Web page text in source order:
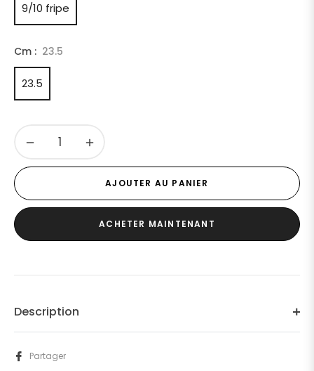
9/10 fripe
Cm : 23.5
23.5
− +
AJOUTER AU PANIER
ACHETER MAINTENANT
Description
Partager